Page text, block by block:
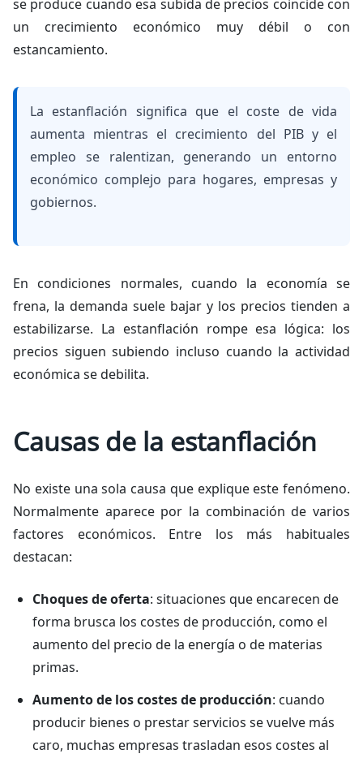
se produce cuando esa subida de precios coincide con
un crecimiento económico muy débil o con
estancamiento.
La estanflación significa que el coste de vida
aumenta mientras el crecimiento del PIB y el
empleo se ralentizan, generando un entorno
económico complejo para hogares, empresas y
gobiernos.
En condiciones normales, cuando la economía se
frena, la demanda suele bajar y los precios tienden a
estabilizarse. La estanflación rompe esa lógica: los
precios siguen subiendo incluso cuando la actividad
económica se debilita.
Causas de la estanflación
No existe una sola causa que explique este fenómeno.
Normalmente aparece por la combinación de varios
factores económicos. Entre los más habituales
destacan:
Choques de oferta: situaciones que encarecen de
forma brusca los costes de producción, como el
aumento del precio de la energía o de materias
primas.
Aumento de los costes de producción: cuando
producir bienes o prestar servicios se vuelve más
caro, muchas empresas trasladan esos costes al